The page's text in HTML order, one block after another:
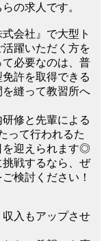
の求人です。
会社』で大型ト
躍いただく方を
必要なのは、普
許を取得できる
縫って教習所へ
修と先輩による
って行われるた
を迎えられます◎
戦するなら、ぜ
検討ください！
収入もアップさせ